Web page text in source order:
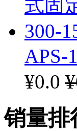
APS-
¥0.0
销量排